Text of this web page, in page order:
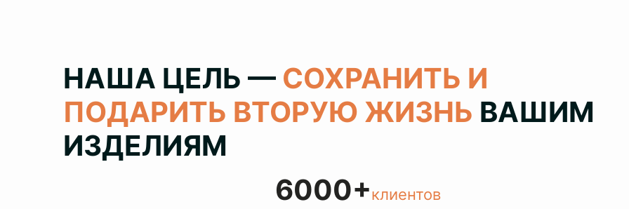
НАША ЦЕЛЬ — СОХРАНИТЬ И
ПОДАРИТЬ ВТОРУЮ ЖИЗНЬ ВАШИМ
ИЗДЕЛИЯМ
6000+клиентов